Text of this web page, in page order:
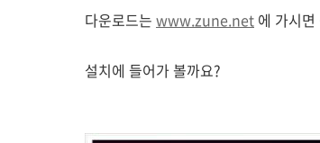
다운로드는 www.zune.net 에 가시
설치에 들어가 볼까요?